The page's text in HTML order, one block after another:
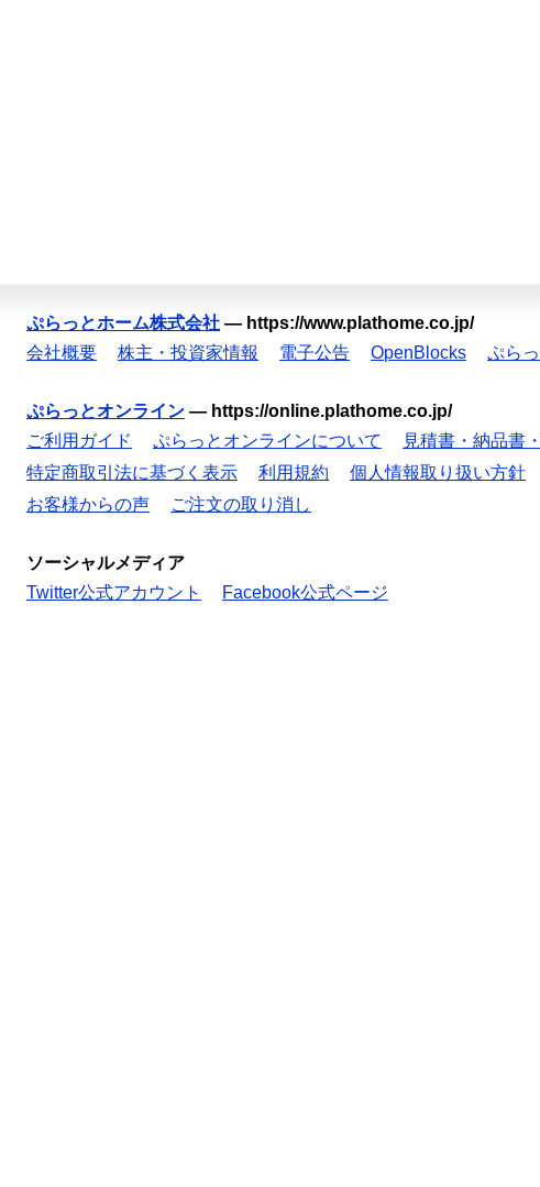
ぷらっとホーム株式会社 — https://www.plathome.co.jp/
会社概要
株主・投資家情報 電子公告 OpenBlocks ぷら
ぷらっとオンライン — https://online.plathome.co.jp/
ご利用ガイド
ぷらっとオンラインについて 見積書・納品書
特定商取引法に基づく表示
利用規約 個人情報取り扱い方針
お客様からの声
ご注文の取り消し
ソーシャルメディア
Twitter公式アカウント
Facebook公式ページ